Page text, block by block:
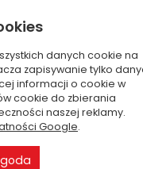
danych cookie na
zapisywanie tylko
informacji o cookie w
cookie do zbierania
naszej reklamy.
Google.